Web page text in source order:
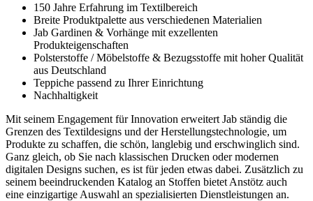
150 Jahre Erfahrung im Textilbereich
Breite Produktpalette aus verschiedenen Materialien
Jab Gardinen & Vorhänge mit exzellenten
Produkteigenschaften
Polsterstoffe / Möbelstoffe & Bezugsstoffe mit hoher Qualität
aus Deutschland
Teppiche passend zu Ihrer Einrichtung
Nachhaltigkeit
Mit seinem Engagement für Innovation erweitert Jab ständig die
Grenzen des Textildesigns und der Herstellungstechnologie, um
Produkte zu schaffen, die schön, langlebig und erschwinglich sind.
Ganz gleich, ob Sie nach klassischen Drucken oder modernen
digitalen Designs suchen, es ist für jeden etwas dabei. Zusätzlich zu
seinem beeindruckenden Katalog an Stoffen bietet Anstötz auch
eine einzigartige Auswahl an spezialisierten Dienstleistungen an.